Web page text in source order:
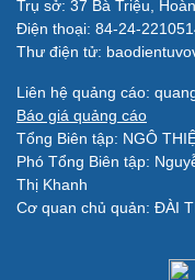
Đời sống
Nhà đẹp
Tình yêu - Gia đình
Blog
Trụ sở: 37 Bà Triệu,
Điện thoại: 84-24-
Thư điện tử:
Liên hệ quảng cáo:
Báo giá quảng cáo
Tổng Biên tập: NGÔ
Phó Tổng Biên tập:
Thị Khanh
Cơ quan chủ quản: ĐÀI